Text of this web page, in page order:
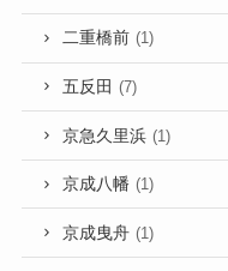
二重橋前 (1)
五反田 (7)
京急久里浜 (1)
京成八幡 (1)
京成曳舟 (1)